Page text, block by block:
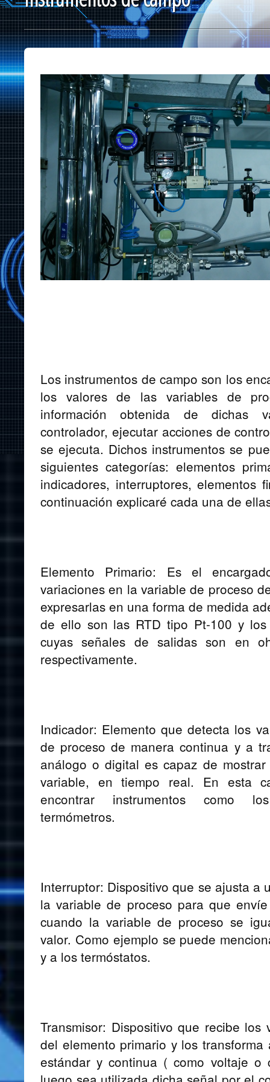
Los instrumentos de campo son los
los valores de las variables de
información obtenida de dichas
controlador, ejecutar acciones de
se ejecuta. Dichos instrumentos se
siguientes categorías: elementos
indicadores, interruptores, elementos
continuación explicaré cada una de
Elemento Primario: Es el
variaciones en la variable de proceso
expresarlas en una forma de medida
de ello son las RTD tipo Pt-100 y
cuyas señales de salidas son en
respectivamente.
Indicador: Elemento que detecta los
de proceso de manera continua y a
análogo o digital es capaz de
variable, en tiempo real. En esta
encontrar instrumentos como
termómetros.
Interruptor: Dispositivo que se ajusta a
la variable de proceso para que
cuando la variable de proceso se
valor. Como ejemplo se puede
y a los termóstatos.
Transmisor: Dispositivo que recibe
del elemento primario y los
estándar y continua ( como voltaje o